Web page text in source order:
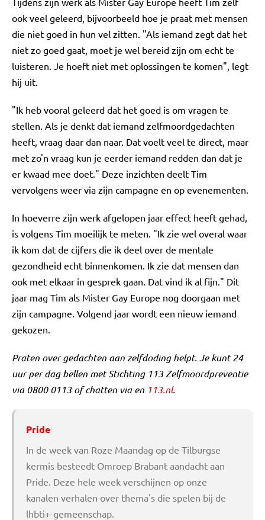
ook veel geleerd, bijvoorbeeld hoe je praat met mensen
die niet goed in hun vel zitten. "Als iemand zegt dat het
niet zo goed gaat, moet je wel bereid zijn om echt te
luisteren. Je hoeft niet met oplossingen te komen", legt
hij uit.
"Ik heb vooral geleerd dat het goed is om vragen te
stellen. Als je denkt dat iemand zelfmoordgedachten
heeft, vraag daar dan naar. Dat voelt veel te direct, maar
met zo'n vraag kun je eerder iemand redden dan dat je
er kwaad mee doet." Deze inzichten deelt Tim
vervolgens weer via zijn campagne en op evenementen.
In hoeverre zijn werk afgelopen jaar effect heeft gehad,
is volgens Tim moeilijk te meten. "Ik zie wel overal waar
ik kom dat de cijfers die ik deel over de mentale
gezondheid echt binnenkomen. Ik zie dat mensen dan
ook met elkaar in gesprek gaan. Dat vind ik al fijn." Dit
jaar mag Tim als Mister Gay Europe nog doorgaan met
zijn campagne. Volgend jaar wordt een nieuw iemand
gekozen.
Praten over gedachten aan zelfdoding helpt. Je kunt 24
uur per dag bellen met Stichting 113 Zelfmoordpreventie
via 0800 0113 of chatten via en 113.nl.
Pride
In de week van Roze Maandag op de Tilburgse
kermis besteedt Omroep Brabant aandacht aan
Pride. Deze hele week verschijnen op onze
kanalen verhalen over thema's die spelen bij de
lhbti+-gemeenschap.